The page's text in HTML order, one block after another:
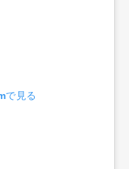
で見る